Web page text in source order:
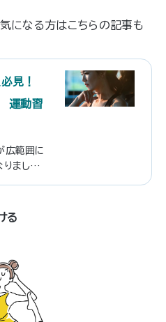
になる方はこちらの記事も
必見！
運動習
広範囲に
ました。
つけるの
れるかを
る